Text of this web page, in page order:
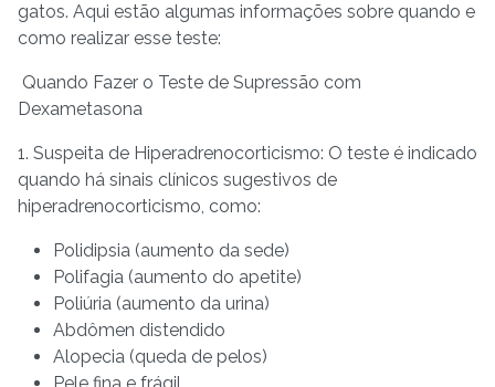
gatos. Aqui estão algumas informações sobre quando e
como realizar esse teste:
Quando Fazer o Teste de Supressão com
Dexametasona
1. Suspeita de Hiperadrenocorticismo: O teste é indicado
quando há sinais clínicos sugestivos de
hiperadrenocorticismo, como:
Polidipsia (aumento da sede)
Polifagia (aumento do apetite)
Poliúria (aumento da urina)
Abdômen distendido
Alopecia (queda de pelos)